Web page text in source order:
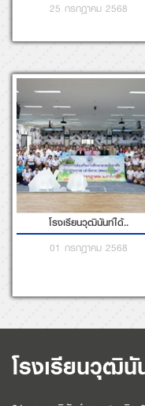
โรงเรียนวุฒิ
24 ซอยวุฒินันท์ ถนนสุขุมวิท
จังหวัดระยอง 21150
โทร. 038-609013
แฟกซ์. 038-609555
อีเมล์.
FACEBOOK PAGE : โ